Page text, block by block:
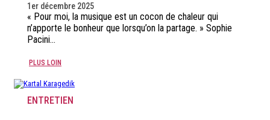
1er décembre 2025
« Pour moi, la musique est un cocon de chaleur qui
n’apporte le bonheur que lorsqu’on la partage. » Sophie
Pacini…
PLUS LOIN
ENTRETIEN